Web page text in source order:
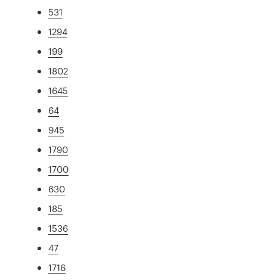
531
1294
199
1802
1645
64
945
1790
1700
630
185
1536
47
1716